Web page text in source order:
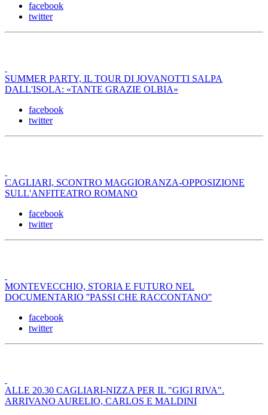
facebook
twitter
SUMMER PARTY, IL TOUR DI JOVANOTTI SALPA
DALL'ISOLA: «TANTE GRAZIE OLBIA»
facebook
twitter
CAGLIARI, SCONTRO MAGGIORANZA-OPPOSIZIONE
SULL'ANFITEATRO ROMANO
facebook
twitter
MONTEVECCHIO, STORIA E FUTURO NEL
DOCUMENTARIO ''PASSI CHE RACCONTANO''
facebook
twitter
ALLE 20.30 CAGLIARI-NIZZA PER IL "GIGI RIVA".
ARRIVANO AURELIO, CARLOS E MALDINI